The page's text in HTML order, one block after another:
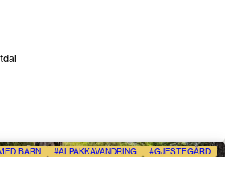
BARN ALPAKKAVANDRING GJESTEGÅRD